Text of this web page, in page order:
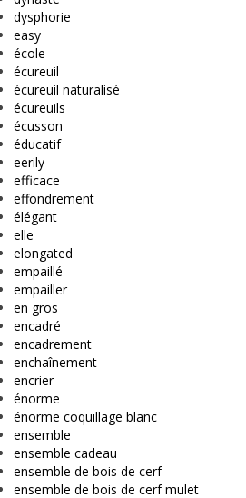
dysphorie
easy
école
écureuil
écureuil naturalisé
écureuils
écusson
éducatif
eerily
efficace
effondrement
élégant
elle
elongated
empaillé
empailler
en gros
encadré
encadrement
enchaînement
encrier
énorme
énorme coquillage blanc
ensemble
ensemble cadeau
ensemble de bois de cerf
ensemble de bois de cerf mulet